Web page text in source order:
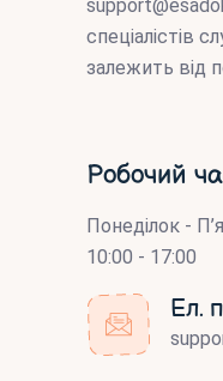
спеціалістів
залежить від
Робочий
Понеділок -
10:00 - 17:00
Ел.